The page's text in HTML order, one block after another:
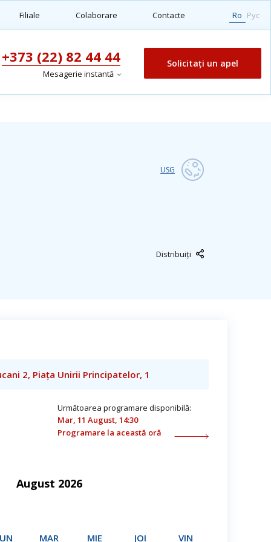
Filiale Colaborare Contacte Ro Рус
+373 (22) 82 44 44
Mesagerie instantă
Solicitați un apel
USG
Distribuiți
2, Piața Unirii Principatelor, 1
Următoarea programare disponibilă:
Mar, 11 August, 14:30
Programare la această oră
August 2026
MAR MIE JOI VIN